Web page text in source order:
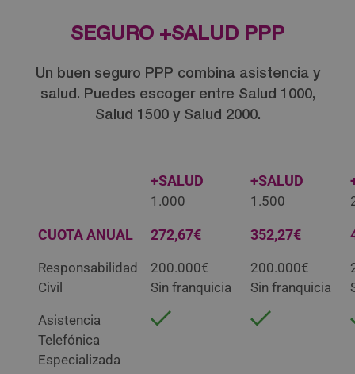
SEGURO +SALUD PPP
Un buen seguro PPP combina asistencia y
salud. Puedes escoger entre Salud 1000,
Salud 1500 y Salud 2000.
+SALUD
1.000
+SALUD
1.500
CUOTA ANUAL 272,67€ 352,27€
Responsabilidad
Civil
200.000€
Sin franquicia
200.000€
Sin franquicia
Asistencia
Telefónica
Especializada